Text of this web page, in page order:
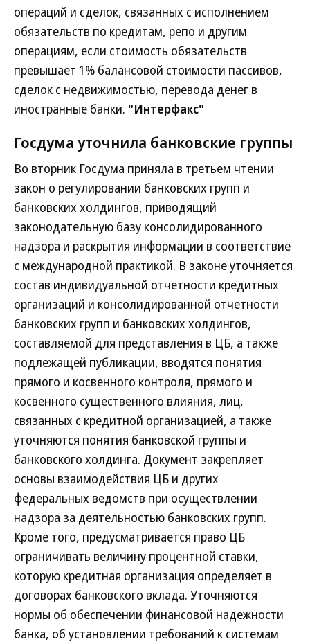
операций и сделок, связанных с исполнением
обязательств по кредитам, репо и другим
операциям, если стоимость обязательств
превышает 1% балансовой стоимости пассивов,
сделок с недвижимостью, перевода денег в
иностранные банки. "Интерфакс"
Госдума уточнила банковские группы
Во вторник Госдума приняла в третьем чтении
закон о регулировании банковских групп и
банковских холдингов, приводящий
законодательную базу консолидированного
надзора и раскрытия информации в соответствие
с международной практикой. В законе уточняется
состав индивидуальной отчетности кредитных
организаций и консолидированной отчетности
банковских групп и банковских холдингов,
составляемой для представления в ЦБ, а также
подлежащей публикации, вводятся понятия
прямого и косвенного контроля, прямого и
косвенного существенного влияния, лиц,
связанных с кредитной организацией, а также
уточняются понятия банковской группы и
банковского холдинга. Документ закрепляет
основы взаимодействия ЦБ и других
федеральных ведомств при осуществлении
надзора за деятельностью банковских групп.
Кроме того, предусматривается право ЦБ
ограничивать величину процентной ставки,
которую кредитная организация определяет в
договорах банковского вклада. Уточняются
нормы об обеспечении финансовой надежности
банка, об установлении требований к системам